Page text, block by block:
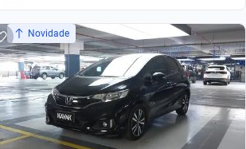
Novidade